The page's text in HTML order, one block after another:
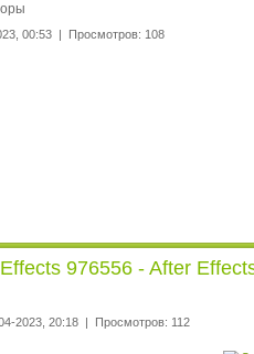
00:53 | Просмотров: 108
976556 - After
2023, 20:18 | Просмотров: 112